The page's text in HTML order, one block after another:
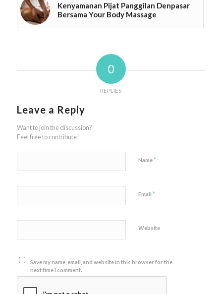
Kenyamanan Pijat Panggilan Denpasar
Bersama Your Body Massage
0
REPLIES
Leave a Reply
Want to join the discussion?
Feel free to contribute!
Name*
Email *
Website
Save my name, email, and website in this browser for the
next time I comment.